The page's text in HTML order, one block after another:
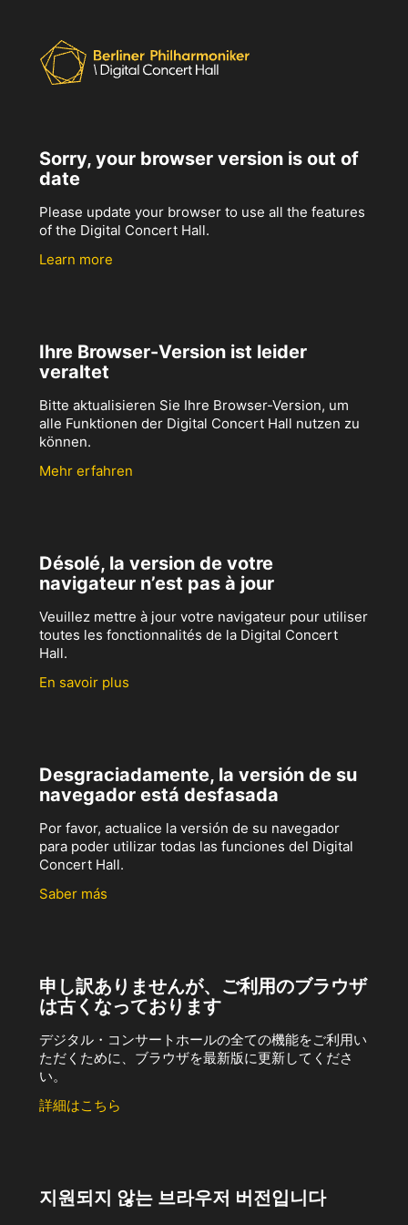
Sorry, your browser version is out of
date
Please update your browser to use all the features
of the Digital Concert Hall.
Learn more
Ihre Browser-Version ist leider
veraltet
Bitte aktualisieren Sie Ihre Browser-Version, um
alle Funktionen der Digital Concert Hall nutzen zu
können.
Mehr erfahren
Désolé, la version de votre
navigateur n’est pas à jour
Veuillez mettre à jour votre navigateur pour utiliser
toutes les fonctionnalités de la Digital Concert
Hall.
En savoir plus
Desgraciadamente, la versión de su
navegador está desfasada
Por favor, actualice la versión de su navegador
para poder utilizar todas las funciones del Digital
Concert Hall.
Saber más
申し訳ありませんが、ご利用のブラウザ
は古くなっております
デジタル・コンサートホールの全ての機能をご利用い
ただくために、ブラウザを最新版に更新してくださ
い。
詳細はこちら
지원되지 않는 브라우저 버전입니다